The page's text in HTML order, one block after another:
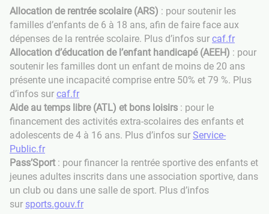
Allocation de rentrée scolaire (ARS) : pour soutenir les
familles d’enfants de 6 à 18 ans, afin de faire face aux
dépenses de la rentrée scolaire. Plus d’infos sur caf.fr
Allocation d’éducation de l’enfant handicapé (AEEH) : pour
soutenir les familles dont un enfant de moins de 20 ans
présente une incapacité comprise entre 50% et 79 %. Plus
d’infos sur caf.fr
Aide au temps libre (ATL) et bons loisirs : pour le
financement des activités extra-scolaires des enfants et
adolescents de 4 à 16 ans. Plus d’infos sur Service-
Public.fr
Pass’Sport: pour financer la rentrée sportive des enfants et
jeunes adultes inscrits dans une association sportive, dans
un club ou dans une salle de sport. Plus d’infos
sur sports.gouv.fr